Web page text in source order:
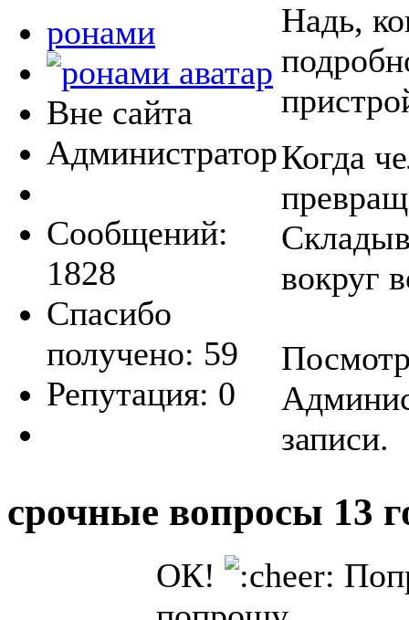
ронами
Вне сайта
Администратор
Сообщений:
1828
Спасибо
получено: 59
Репутация: 0
Надь,
Когда
вокруг
записи.
срочные вопросы 13
ОК!